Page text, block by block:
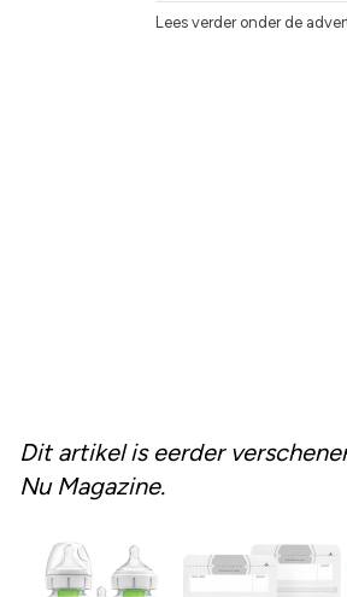
Lees verder onder de
Dit artikel is eerder
Nu Magazine.